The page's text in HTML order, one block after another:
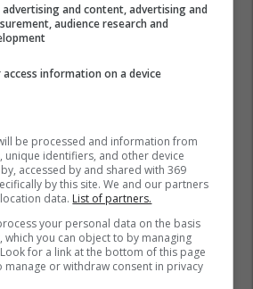
advertising and content, advertising and
audience research and
information on a device
be processed and information from
unique identifiers, and other device
accessed by and shared with 369
by this site. We and our partners
data. List of partners.
your personal data on the basis
which you can object to by managing
for a link at the bottom of this page
manage or withdraw consent in privacy